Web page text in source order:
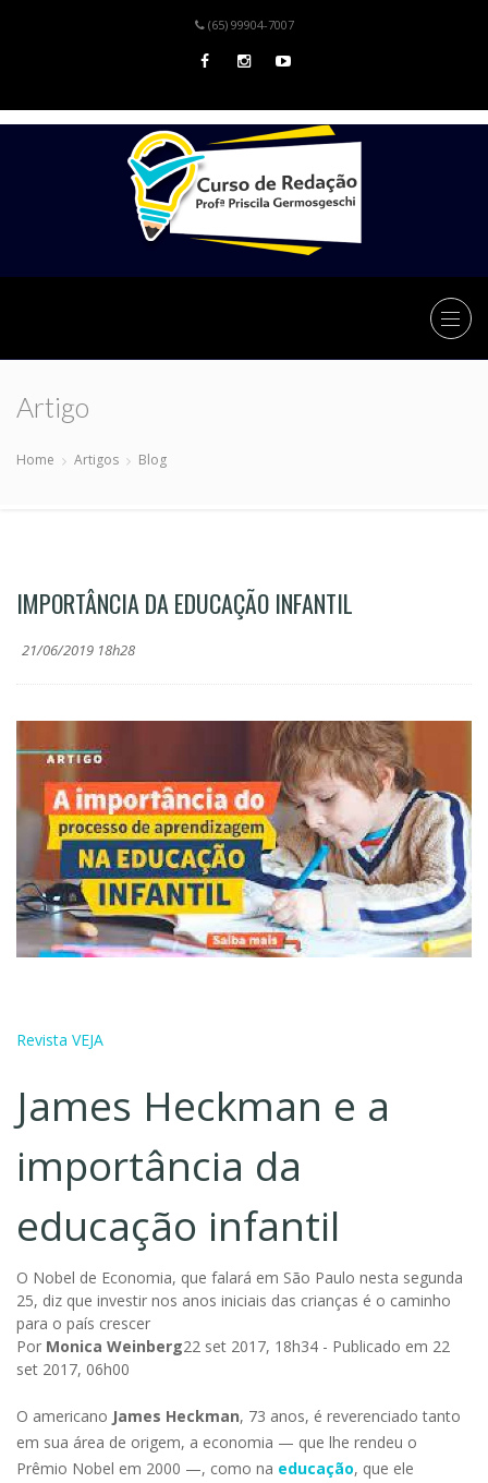
(65) 99904-7007
Artigo
Home Artigos Blog
IMPORTÂNCIA DA EDUCAÇÃO INFANTIL
21/06/2019 18h28
Revista VEJA
James Heckman e a
importância da
educação infantil
O Nobel de Economia, que falará em São Paulo nesta segunda
25, diz que investir nos anos iniciais das crianças é o caminho
para o país crescer
Por Monica Weinberg22 set 2017, 18h34 - Publicado em 22
set 2017, 06h00
O americano James Heckman, 73 anos, é reverenciado tanto
em sua área de origem, a economia — que lhe rendeu o
Prêmio Nobel em 2000 —, como na educação, que ele